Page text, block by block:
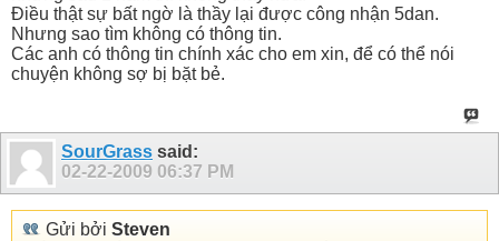
Điều thật sự bất ngờ là thầy lại được công nhận 5dan.
Nhưng sao tìm không có thông tin.
Các anh có thông tin chính xác cho em xin, để có thể nói
chuyện không sợ bị bặt bẻ.
SourGrass said:
02-22-2009 06:37 PM
Gửi bởi Steven